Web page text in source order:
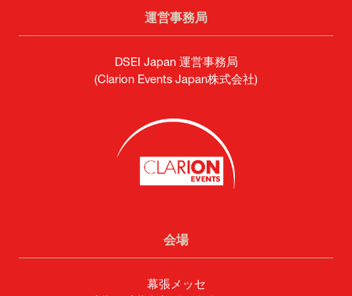
運営事務局
DSEI Japan 運営事務局
(Clarion Events Japan株式会社)
会場
幕張メッセ